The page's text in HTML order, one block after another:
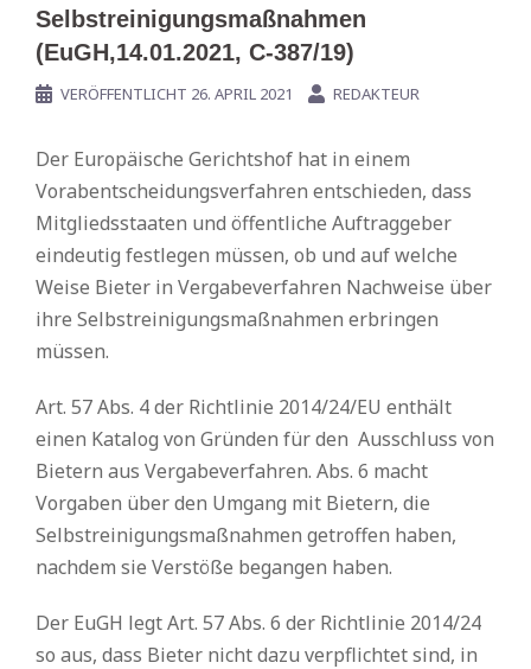
Selbstreinigungsmaßnahmen
(EuGH,14.01.2021, C-387/19)
VERÖFFENTLICHT 26. APRIL 2021 REDAKTEUR
Der Europäische Gerichtshof hat in einem
Vorabentscheidungsverfahren entschieden, dass
Mitgliedsstaaten und öffentliche Auftraggeber
eindeutig festlegen müssen, ob und auf welche
Weise Bieter in Vergabeverfahren Nachweise über
ihre Selbstreinigungsmaßnahmen erbringen
müssen.
Art. 57 Abs. 4 der Richtlinie 2014/24/EU enthält
einen Katalog von Gründen für den Ausschluss von
Bietern aus Vergabeverfahren. Abs. 6 macht
Vorgaben über den Umgang mit Bietern, die
Selbstreinigungsmaßnahmen getroffen haben,
nachdem sie Verstöße begangen haben.
Der EuGH legt Art. 57 Abs. 6 der Richtlinie 2014/24
so aus, dass Bieter nicht dazu verpflichtet sind, in